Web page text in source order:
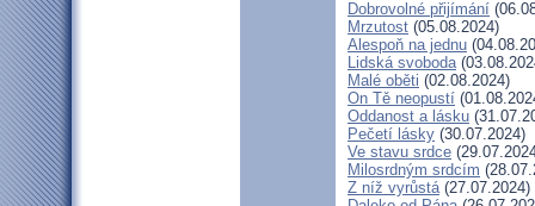
Dobrovolné přijímání
Mrzutost (05.08.2024)
Alespoň na jednu
Lidská svoboda
Malé oběti (02.08.2024)
On Tě neopustí
Oddanost a lásku
Pečetí lásky (30.07.2024)
Ve stavu srdce
Milosrdným srdcím
Z níž vyrůstá(27.07.2024)